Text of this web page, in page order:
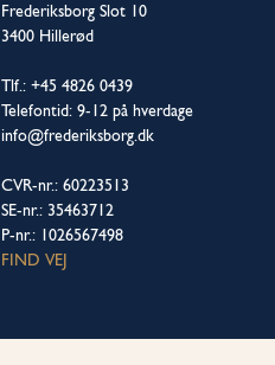
Frederiksborg Slot 10
3400 Hillerød
Tlf.: +45 4826 0439
Telefontid: 9-12 på hverdage
info@frederiksborg.dk
CVR-nr.: 60223513
SE-nr.: 35463712
P-nr.: 1026567498
FIND VEJ